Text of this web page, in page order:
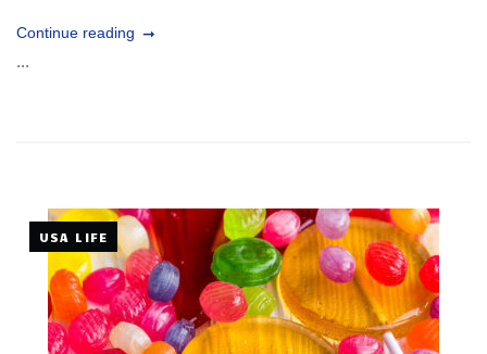
Continue reading
...
USA LIFE